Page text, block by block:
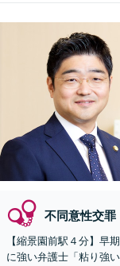
不同意性交罪
【縮景園前駅４分】早
に強い弁護士「粘り強